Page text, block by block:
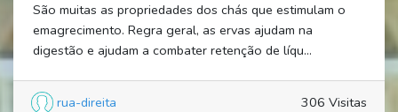
São muitas as propriedades dos chás que estimulam o
emagrecimento. Regra geral, as ervas ajudam na
digestão e ajudam a combater retenção de líqu...
rua-direita 306 Visitas